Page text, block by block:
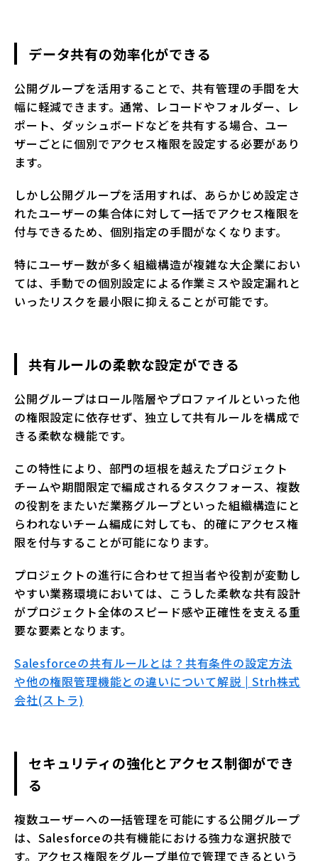
データ共有の効率化ができる
公開グループを活用することで、共有管理の手間を大
幅に軽減できます。通常、レコードやフォルダー、レ
ポート、ダッシュボードなどを共有する場合、ユー
ザーごとに個別でアクセス権限を設定する必要があり
ます。
しかし公開グループを活用すれば、あらかじめ設定さ
れたユーザーの集合体に対して一括でアクセス権限を
付与できるため、個別指定の手間がなくなります。
特にユーザー数が多く組織構造が複雑な大企業におい
ては、手動での個別設定による作業ミスや設定漏れと
いったリスクを最小限に抑えることが可能です。
共有ルールの柔軟な設定ができる
公開グループはロール階層やプロファイルといった他
の権限設定に依存せず、独立して共有ルールを構成で
きる柔軟な機能です。
この特性により、部門の垣根を越えたプロジェクト
チームや期間限定で編成されるタスクフォース、複数
の役割をまたいだ業務グループといった組織構造にと
らわれないチーム編成に対しても、的確にアクセス権
限を付与することが可能になります。
プロジェクトの進行に合わせて担当者や役割が変動し
やすい業務環境においては、こうした柔軟な共有設計
がプロジェクト全体のスピード感や正確性を支える重
要な要素となります。
Salesforceの共有ルールとは？共有条件の設定方法
や他の権限管理機能との違いについて解説 | Strh株式
会社(ストラ)
セキュリティの強化とアクセス制御ができ
る
複数ユーザーへの一括管理を可能にする公開グループ
は、Salesforceの共有機能における強力な選択肢で
す。アクセス権限をグループ単位で管理できるという